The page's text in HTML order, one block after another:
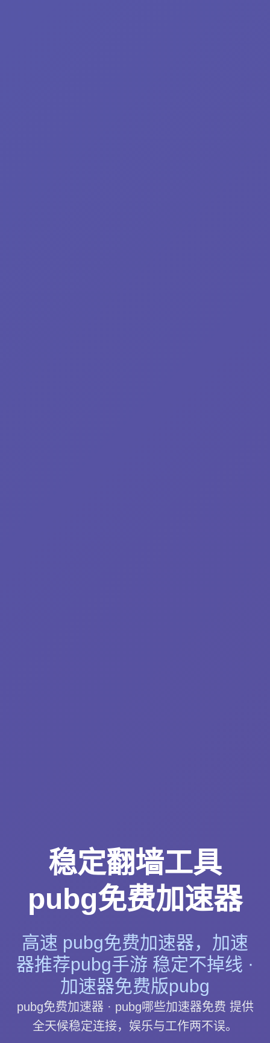
稳定翻墙工具
pubg免费加速器
高速 pubg免费加速器，加速
器推荐pubg手游 稳定不掉线 ·
加速器免费版pubg
pubg免费加速器 · pubg哪些加速器免费 提供
全天候稳定连接，娱乐与工作两不误。